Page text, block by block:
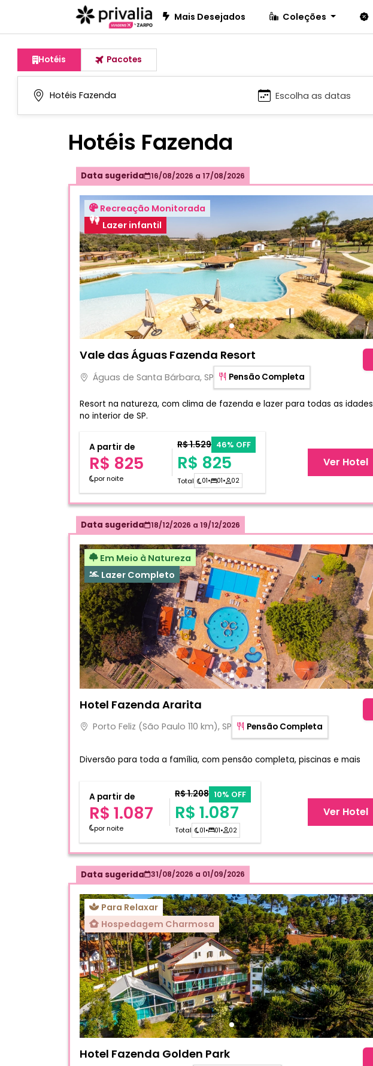
Mais Desejados Coleções
Hotéis Pacotes
Hotéis Fazenda
Data sugerida 16/08/2026 a 17/08/2026
Recreação Monitorada
Lazer infantil
Vale das Águas Fazenda Resort
Águas de Santa Bárbara, SP Pensão Completa
Resort na natureza, com clima de fazenda e lazer para todas as idades
no interior de SP.
A partir de
R$ 825
por noite
R$ 1.529 46% OFF
R$ 825
Total 01• 01• 02
Ver Hotel
Data sugerida 18/12/2026 a 19/12/2026
Em Meio à Natureza
Lazer Completo
Hotel Fazenda Ararita
Porto Feliz (São Paulo 110 km), SP Pensão Completa
Diversão para toda a família, com pensão completa, piscinas e mais
A partir de
R$ 1.087
por noite
R$ 1.208 10% OFF
R$ 1.087
Total 01• 01• 02
Ver Hotel
Data sugerida 31/08/2026 a 01/09/2026
Para Relaxar
Hospedagem Charmosa
Hotel Fazenda Golden Park